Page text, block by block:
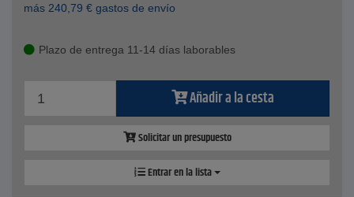
más 240,79 € gastos de envío
Plazo de entrega 11-14 días laborables
Añadir a la cesta
Solicitar un presupuesto
Entrar en la lista